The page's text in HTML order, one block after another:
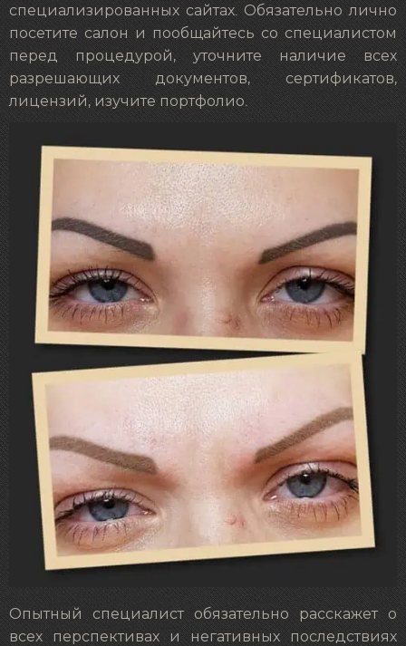
специализированных сайтах. Обязательно лично
посетите салон и пообщайтесь со специалистом
перед процедурой, уточните наличие всех
разрешающих документов, сертификатов,
лицензий, изучите портфолио.
Опытный специалист обязательно расскажет о
всех перспективах и негативных последствиях